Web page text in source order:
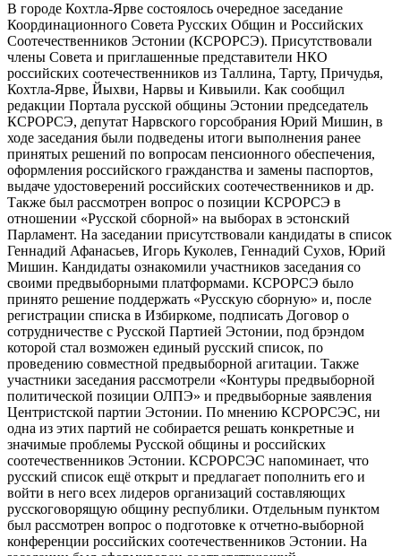
В городе Кохтла-Ярве состоялось очередное заседание
Координационного Совета Русских Общин и Российских
Соотечественников Эстонии (КСРОРСЭ). Присутствовали
члены Совета и приглашенные представители НКО
российских соотечественников из Таллина, Тарту, Причудья,
Кохтла-Ярве, Йыхви, Нарвы и Кивыили. Как сообщил
редакции Портала русской общины Эстонии председатель
КСРОРСЭ, депутат Нарвского горсобрания Юрий Мишин, в
ходе заседания были подведены итоги выполнения ранее
принятых решений по вопросам пенсионного обеспечения,
оформления российского гражданства и замены паспортов,
выдаче удостоверений российских соотечественников и др.
Также был рассмотрен вопрос о позиции КСРОРСЭ в
отношении «Русской сборной» на выборах в эстонский
Парламент. На заседании присутствовали кандидаты в список
Геннадий Афанасьев, Игорь Куколев, Геннадий Сухов, Юрий
Мишин. Кандидаты ознакомили участников заседания со
своими предвыборными платформами. КСРОРСЭ было
принято решение поддержать «Русскую сборную» и, после
регистрации списка в Избиркоме, подписать Договор о
сотрудничестве с Русской Партией Эстонии, под брэндом
которой стал возможен единый русский список, по
проведению совместной предвыборной агитации. Также
участники заседания рассмотрели «Контуры предвыборной
политической позиции ОЛПЭ» и предвыборные заявления
Центристской партии Эстонии. По мнению КСРОРСЭС, ни
одна из этих партий не собирается решать конкретные и
значимые проблемы Русской общины и российских
соотечественников Эстонии. КСРОРСЭС напоминает, что
русский список ещё открыт и предлагает пополнить его и
войти в него всех лидеров организаций составляющих
русскоговорящую общину республики. Отдельным пунктом
был рассмотрен вопрос о подготовке к отчетно-выборной
конференции российских соотечественников Эстонии. На